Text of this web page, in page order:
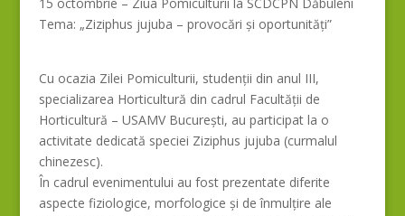
Tema: „Ziziphus jujuba – provocări și oportunități”
Cu ocazia Zilei Pomiculturii, studenții din anul III,
specializarea Horticultură din cadrul Facultății de
Horticultură – USAMV București, au participat la o
activitate dedicată speciei Ziziphus jujuba (curmalul
chinezesc).
În cadrul evenimentului au fost prezentate diferite
aspecte fiziologice, morfologice și de înmulțire ale